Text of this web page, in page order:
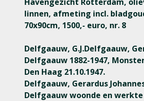
linnen, afmeting incl.
70x90cm, 1500,- euro, nr. 8
Delfgaauw, G.J.Delfgaauw,
Delfgaauw 1882-1947, Monster
Den Haag 21.10.1947.
Delfgaauw, Gerardus
Delfgaauw woonde en werkte